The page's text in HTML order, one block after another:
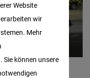
Website
wir
Mehr
Sie können unsere